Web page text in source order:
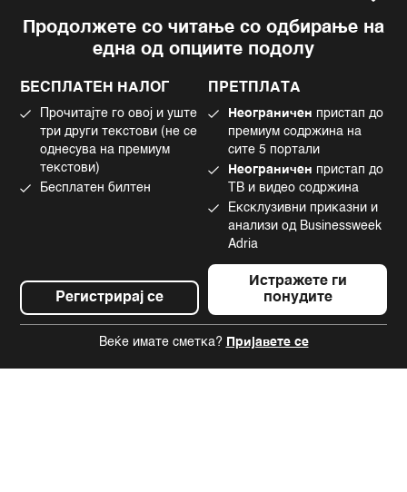
Продолжете со читање со одбирање на
една од опциите подолу
БЕСПЛАТЕН НАЛОГ
Прочитајте го овој и уште
три други текстови (не се
однесува на премиум
текстови)
Бесплатен билтен
Регистрирај се
ПРЕТПЛАТА
Неограничен пристап до
премиум содржина на
сите 5 портали
Неограничен пристап до
ТВ и видео содржина
Ексклузивни приказни и
анализи од Businessweek
Adria
Истражете ги
понудите
Веќе имате сметка? Пријавете се
Импресум
Политика на приватност
Употреба на вештачка интелигенција
Facebook
Instagram
Tiktok
©2022 - 2026 Bloomberg L.P. All Rights Reserved. BLOOMBERG and the
BLOOMBERG logo are registered trademarks and service marks of
Bloomberg Finance L.P. or its subsidiaries, displayed with permission
Bloomberg Adria is a Mtel Swiss SA Property
News CMS by Cubes